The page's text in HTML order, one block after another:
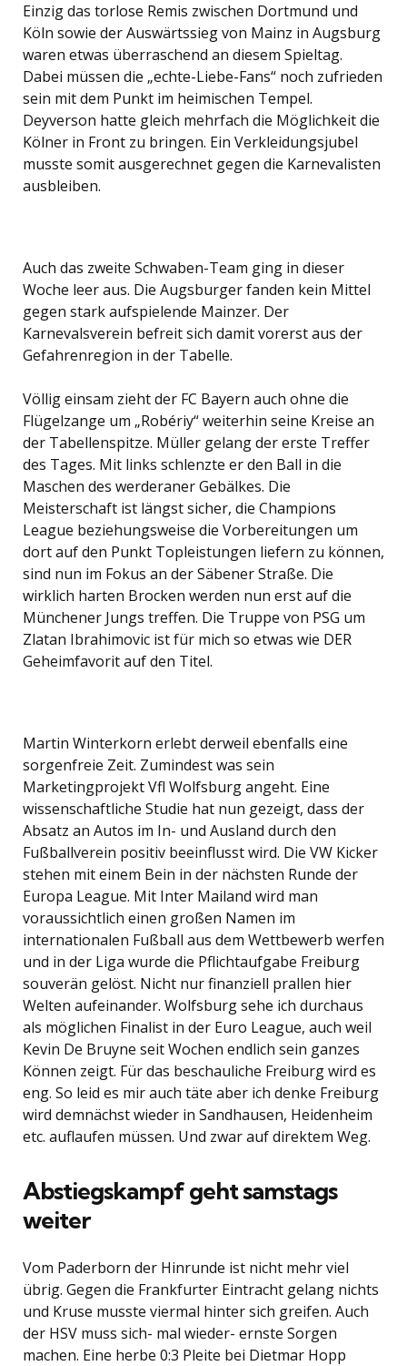
Einzig das torlose Remis zwischen Dortmund und
Köln sowie der Auswärtssieg von Mainz in Augsburg
waren etwas überraschend an diesem Spieltag.
Dabei müssen die „echte-Liebe-Fans“ noch zufrieden
sein mit dem Punkt im heimischen Tempel.
Deyverson hatte gleich mehrfach die Möglichkeit die
Kölner in Front zu bringen. Ein Verkleidungsjubel
musste somit ausgerechnet gegen die Karnevalisten
ausbleiben.
Auch das zweite Schwaben-Team ging in dieser
Woche leer aus. Die Augsburger fanden kein Mittel
gegen stark aufspielende Mainzer. Der
Karnevalsverein befreit sich damit vorerst aus der
Gefahrenregion in der Tabelle.
Völlig einsam zieht der FC Bayern auch ohne die
Flügelzange um „Robériy“ weiterhin seine Kreise an
der Tabellenspitze. Müller gelang der erste Treffer
des Tages. Mit links schlenzte er den Ball in die
Maschen des werderaner Gebälkes. Die
Meisterschaft ist längst sicher, die Champions
League beziehungsweise die Vorbereitungen um
dort auf den Punkt Topleistungen liefern zu können,
sind nun im Fokus an der Säbener Straße. Die
wirklich harten Brocken werden nun erst auf die
Münchener Jungs treffen. Die Truppe von PSG um
Zlatan Ibrahimovic ist für mich so etwas wie DER
Geheimfavorit auf den Titel.
Martin Winterkorn erlebt derweil ebenfalls eine
sorgenfreie Zeit. Zumindest was sein
Marketingprojekt Vfl Wolfsburg angeht. Eine
wissenschaftliche Studie hat nun gezeigt, dass der
Absatz an Autos im In- und Ausland durch den
Fußballverein positiv beeinflusst wird. Die VW Kicker
stehen mit einem Bein in der nächsten Runde der
Europa League. Mit Inter Mailand wird man
voraussichtlich einen großen Namen im
internationalen Fußball aus dem Wettbewerb werfen
und in der Liga wurde die Pflichtaufgabe Freiburg
souverän gelöst. Nicht nur finanziell prallen hier
Welten aufeinander. Wolfsburg sehe ich durchaus
als möglichen Finalist in der Euro League, auch weil
Kevin De Bruyne seit Wochen endlich sein ganzes
Können zeigt. Für das beschauliche Freiburg wird es
eng. So leid es mir auch täte aber ich denke Freiburg
wird demnächst wieder in Sandhausen, Heidenheim
etc. auflaufen müssen. Und zwar auf direktem Weg.
Abstiegskampf geht samstags
weiter
Vom Paderborn der Hinrunde ist nicht mehr viel
übrig. Gegen die Frankfurter Eintracht gelang nichts
und Kruse musste viermal hinter sich greifen. Auch
der HSV muss sich- mal wieder- ernste Sorgen
machen. Eine herbe 0:3 Pleite bei Dietmar Hopp